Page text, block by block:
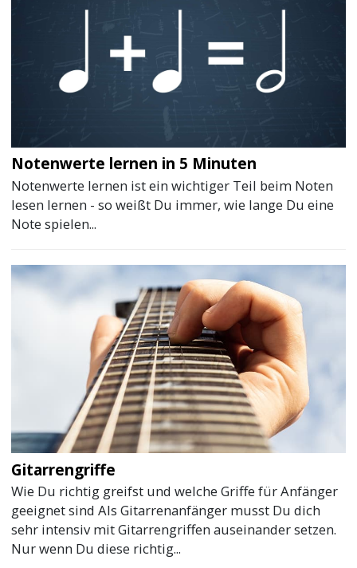
Notenwerte lernen in 5 Minuten
Notenwerte lernen ist ein wichtiger Teil beim Noten
lesen lernen - so weißt Du immer, wie lange Du eine
Note spielen...
Gitarrengriffe
Wie Du richtig greifst und welche Griffe für Anfänger
geeignet sind Als Gitarrenanfänger musst Du dich
sehr intensiv mit Gitarrengriffen auseinander setzen.
Nur wenn Du diese richtig...